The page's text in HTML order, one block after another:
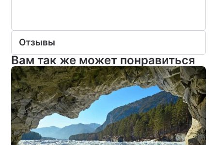
Отзывы
Вам так же может понравиться